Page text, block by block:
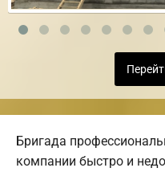
Бригада
компании быстро и